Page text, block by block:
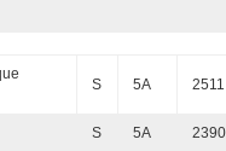
S 5A 2511
S 5A 2390